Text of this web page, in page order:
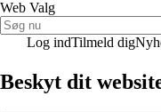
Web Valg
Log indTilmeld dig
Beskyt dit